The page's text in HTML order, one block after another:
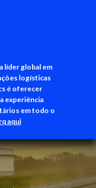
líder global em
logísticas
é oferecer
experiência
em todo o
aqui
+55 (11) 3500-3700